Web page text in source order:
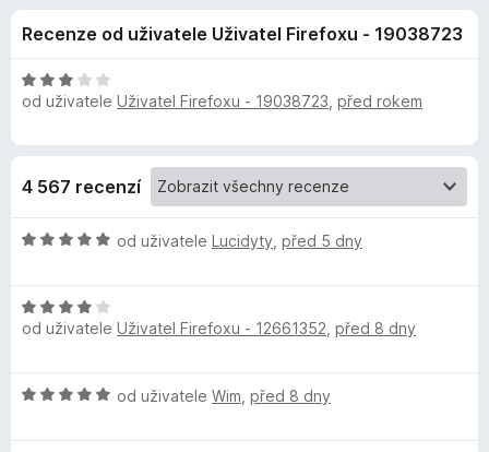
e
i
o
x
d
o
p
l
k
u
,
z
5
Recenze od uživatele Uživatel Firefoxu - 19038723
H
o
c
n
3
z
od uživatele Uživatel Firefoxu - 19038723 před rokem
4 567 recenzí
H
n
o
n
od uživatele Lucidyty před 5 dny
H
o
o
od uživatele Uživatel Firefoxu - 12661352 před 8 dny
H
od uživatele Wim před 8 dny